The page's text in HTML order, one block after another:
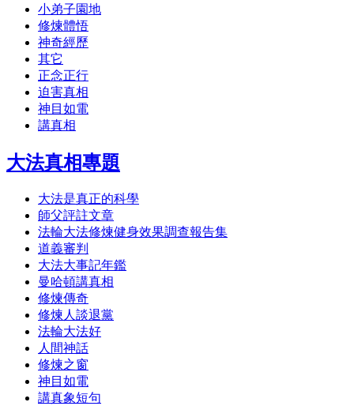
小弟子園地
修煉體悟
神奇經歷
其它
正念正行
迫害真相
神目如電
講真相
大法真相專題
大法是真正的科學
師父評註文章
法輪大法修煉健身效果調查報告集
道義審判
大法大事記年鑑
曼哈頓講真相
修煉傳奇
修煉人談退黨
法輪大法好
人間神話
修煉之窗
神目如電
講真象短句